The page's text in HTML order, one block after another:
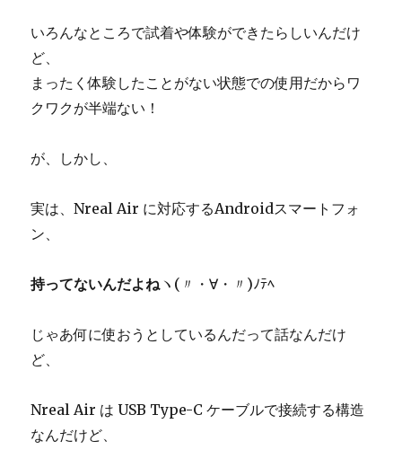
いろんなところで試着や体験ができたらしいんだけ
ど、
まったく体験したことがない状態での使用だからワ
クワクが半端ない！
が、しかし、
実は、Nreal Air に対応するAndroidスマートフォ
ン、
持ってないんだよねヽ(〃・∀・〃)ﾉﾃﾍ
じゃあ何に使おうとしているんだって話なんだけ
ど、
Nreal Air は USB Type-C ケーブルで接続する構造
なんだけど、